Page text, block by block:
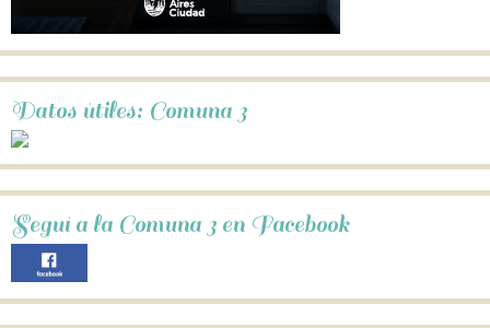
Datos útiles: Comuna 3
Seguí a la Comuna 3 en Facebook